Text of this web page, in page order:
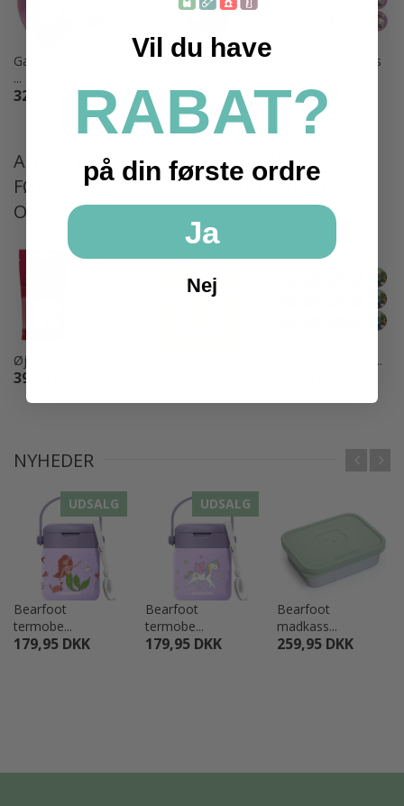
Gabbys Dukkehus
...
32,95 DKK
Gabbys Dukkehus
29,95 DKK
Gabbys Dukkehus
69,95 DKK
ANDRE DER KØBTE GABBYS DUKKEHUS
FØDSELSDAGSBANNER 230 CM. KØBTE
OGSÅ
Øjne til kager
39,95 DKK
Minecraft muffin...
NYHEDER
UDSALG
Bearfoot
termobe...
179,95 DKK
UDSALG
Bearfoot
termobe...
179,95 DKK
Bearfoot
madkass...
259,95 DKK
Vil du have
RABAT?
på din første ordre
Ja
Nej